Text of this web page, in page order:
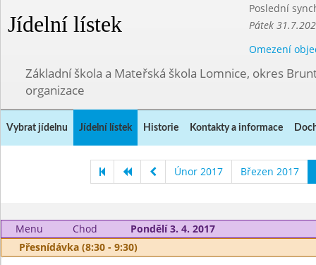
Jídelní lístek
Poslední
Pátek
Omezení
Základní škola a Mateřská škola Lomnice, okres
organizace
Vybrat jídelnu Jídelní lístek Historie Kontakty a informace
Únor 2017 Březen 2017
Menu Chod
Pondělí 3. 4. 2017
Přesnídávka (8:30 - 9:30)